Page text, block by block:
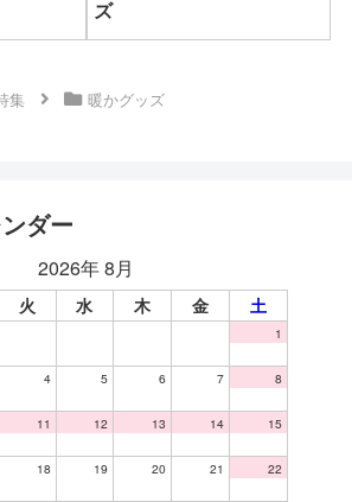
ズ
集 暖かグッズ
ダー
2026年 8月
火 水 木 金 土
1
4 5 6 7 8
11 12 13 14 15
18 19 20 21 22